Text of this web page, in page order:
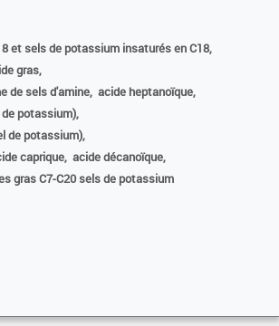
et sels de potassium insaturés en C18,
gras,
de sels d'amine, acide heptanoïque,
potassium),
de potassium),
caprique, acide décanoïque,
gras C7-C20 sels de potassium